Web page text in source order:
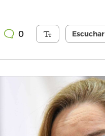
0 Escuchar